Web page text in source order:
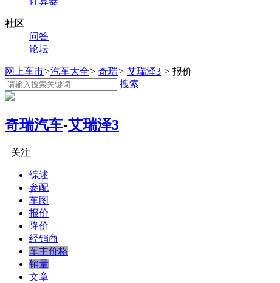
社区
问答
论坛
网上车市>汽车大全> 奇瑞> 艾瑞泽3 > 报价
搜索
奇瑞汽车-艾瑞泽3
关注
综述
参配
车图
报价
降价
经销商
车主价格
销量
文章